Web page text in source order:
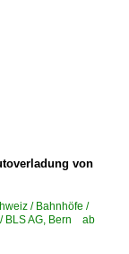
MS
von
/ Bahnhöfe /
BLS AG, Bern ab